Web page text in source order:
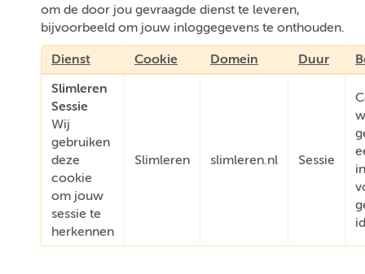
om de door jou gevraagde dienst te leveren,
bijvoorbeeld om jouw inloggegevens te onthouden.
Dienst Cookie Domein Duur
Slimleren
Sessie
Wij
gebruiken
deze
cookie
om jouw
sessie te
herkennen
Slimleren slimleren.nl Sessie